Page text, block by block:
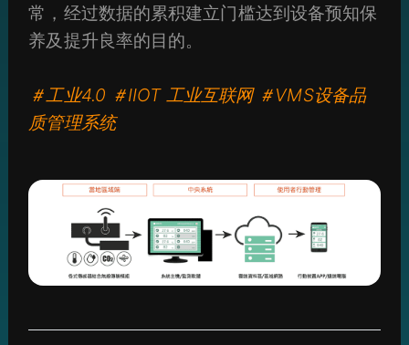
常，经过数据的累积建立门槛达到设备预知保
养及提升良率的目的。
＃工业4.0 ＃IIOT 工业互联网 ＃VMS设备品
质管理系统